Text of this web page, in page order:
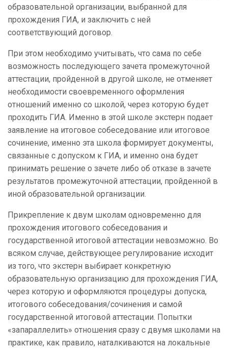
образовательной организации, выбранной для
прохождения ГИА, и заключить с ней
соответствующий договор.
При этом необходимо учитывать, что сама по себе
возможность последующего зачета промежуточной
аттестации, пройденной в другой школе, не отменяет
необходимости своевременного оформления
отношений именно со школой, через которую будет
проходить ГИА. Именно в этой школе экстерн подает
заявление на итоговое собеседование или итоговое
сочинение, именно эта школа формирует документы,
связанные с допуском к ГИА, и именно она будет
принимать решение о зачете либо об отказе в зачете
результатов промежуточной аттестации, пройденной в
иной образовательной организации.
Прикрепление к двум школам одновременно для
прохождения итогового собеседования и
государственной итоговой аттестации невозможно. Во
всяком случае, действующее регулирование исходит
из того, что экстерн выбирает конкретную
образовательную организацию для прохождения ГИА,
через которую и оформляются процедуры допуска,
итогового собеседования/сочинения и самой
государственной итоговой аттестации. Попытки
«запараллелить» отношения сразу с двумя школами на
практике, как правило, наталкиваются на локальные